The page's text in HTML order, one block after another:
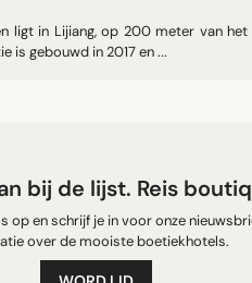
ligt in Lijiang, op 200 meter van
is gebouwd in 2017 en ...
bij de lijst. Reis
op en schrijf je in voor onze
over de mooiste boetiekhotels.